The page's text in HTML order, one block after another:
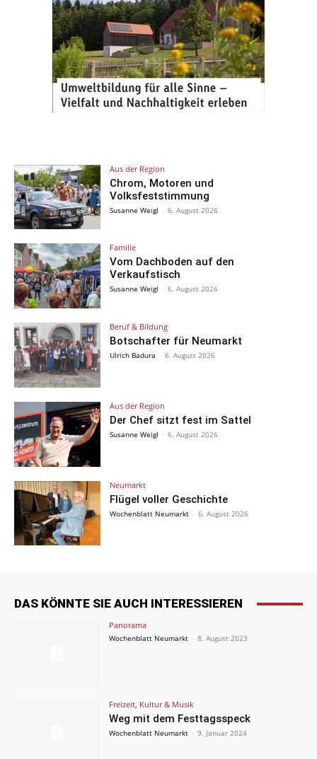
Aus der Region
Chrom, Motoren und
Volksfeststimmung
Susanne Weigl - 6. August 2026
Familie
Vom Dachboden auf den
Verkaufstisch
Susanne Weigl - 6. August 2026
Beruf & Bildung
Botschafter für Neumarkt
Ulrich Badura - 6. August 2026
Aus der Region
Der Chef sitzt fest im Sattel
Susanne Weigl - 6. August 2026
Neumarkt
Flügel voller Geschichte
Wochenblatt Neumarkt - 6. August 2026
DAS KÖNNTE SIE AUCH INTERESSIEREN
Panorama
Wochenblatt Neumarkt - 8. August 2023
Freizeit, Kultur & Musik
Weg mit dem Festtagsspeck
Wochenblatt Neumarkt - 9. Januar 2024